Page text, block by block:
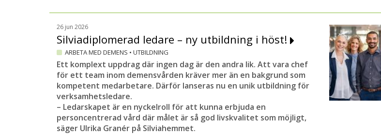
sammanställt i ett Exceldokument, och utifrån det har vi diskuterat förebyggande
omvårdnadsåtgärder.
Hamna på rätt kurs
Izabell Söderström är säker på att ingen verksamhet är perfekt inom alla områden. Det
finns alltid saker att förbättra. Det är också lätt hänt inom vården att hamna i svackor, att
återfalla i gamla rutiner, säger Izabell Söderström.
– Men har man Stjärnmärkt med nollvision och personcentrad omsorg som grund är det
också lätt att hamna rätt kurs igen. Våra temaveckor hjälper oss med det.
26 jun 2026
Silviadiplomerad ledare – ny utbildning i höst!
ARBETA MED DEMENS • UTBILDNING
Ett komplext uppdrag där ingen dag är den andra lik. Att vara chef
för ett team inom demensvården kräver mer än en bakgrund som
kompetent medarbetare. Därför lanseras nu en unik utbildning för
verksamhetsledare.
– Ledarskapet är en nyckelroll för att kunna erbjuda en
personcentrerad vård där målet är så god livskvalitet som möjligt,
säger Ulrika Granér på Silviahemmet.